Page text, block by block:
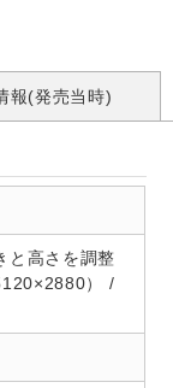
報(発売当時)
と高さを調整
） /